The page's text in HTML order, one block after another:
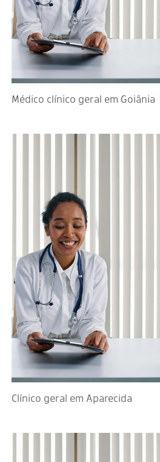
Médico clínico geral em Goiânia
Clínico geral em Aparecida